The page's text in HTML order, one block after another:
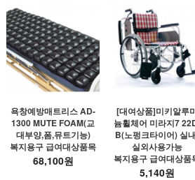
욕창예방매트리스 AD-
1300 MUTE FOAM(교
대부양,폼,뮤트기능)
복지용구 급여대상품목
68,100원
[대여상품]미키알루
늄휠체어 미라지7
B(노펑크타이어) 실
실외사용가능
복지용구 급여대상품
5,140원